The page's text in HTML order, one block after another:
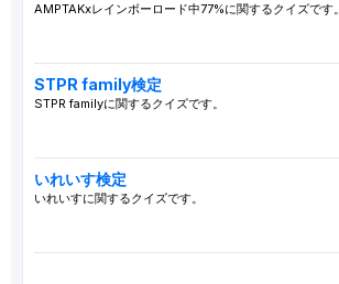
AMPTAKxレインボーロード中77%に関するクイズです。
STPR family検定
STPR familyに関するクイズです。
いれいす検定
いれいすに関するクイズです。